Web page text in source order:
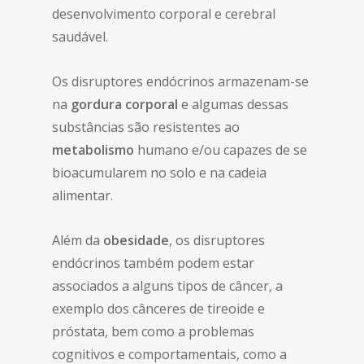
desenvolvimento corporal e cerebral
saudável.
Os disruptores endócrinos armazenam-se
na gordura corporal e algumas dessas
substâncias são resistentes ao
metabolismo humano e/ou capazes de se
bioacumularem no solo e na cadeia
alimentar.
Além da obesidade, os disruptores
endócrinos também podem estar
associados a alguns tipos de câncer, a
exemplo dos cânceres de tireoide e
próstata, bem como a problemas
cognitivos e comportamentais, como a